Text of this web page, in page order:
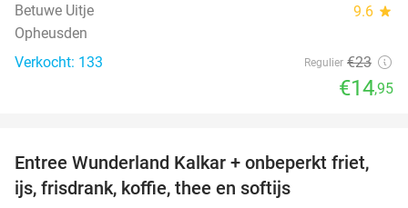
Betuwe Uitje 9.6 star
Opheusden
Verkocht: 133
Regulier €23
€14,95
32%
Entree Wunderland Kalkar + onbeperkt friet,
ijs, frisdrank, koffie, thee en softijs